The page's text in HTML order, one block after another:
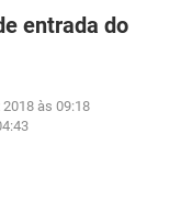
entrada do
às 09:18